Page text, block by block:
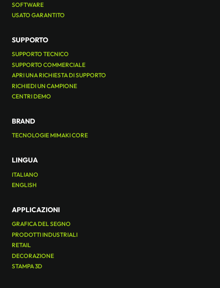
SOFTWARE
USATO GARANTITO
SUPPORTO
SUPPORTO TECNICO
SUPPORTO COMMERCIALE
APRI UNA RICHIESTA DI SUPPORTO
RICHIEDI UN CAMPIONE
CENTRI DEMO
BRAND
TECNOLOGIE MIMAKI CORE
LINGUA
ITALIANO
ENGLISH
APPLICAZIONI
GRAFICA DEL SEGNO
PRODOTTI INDUSTRIALI
RETAIL
DECORAZIONE
STAMPA 3D